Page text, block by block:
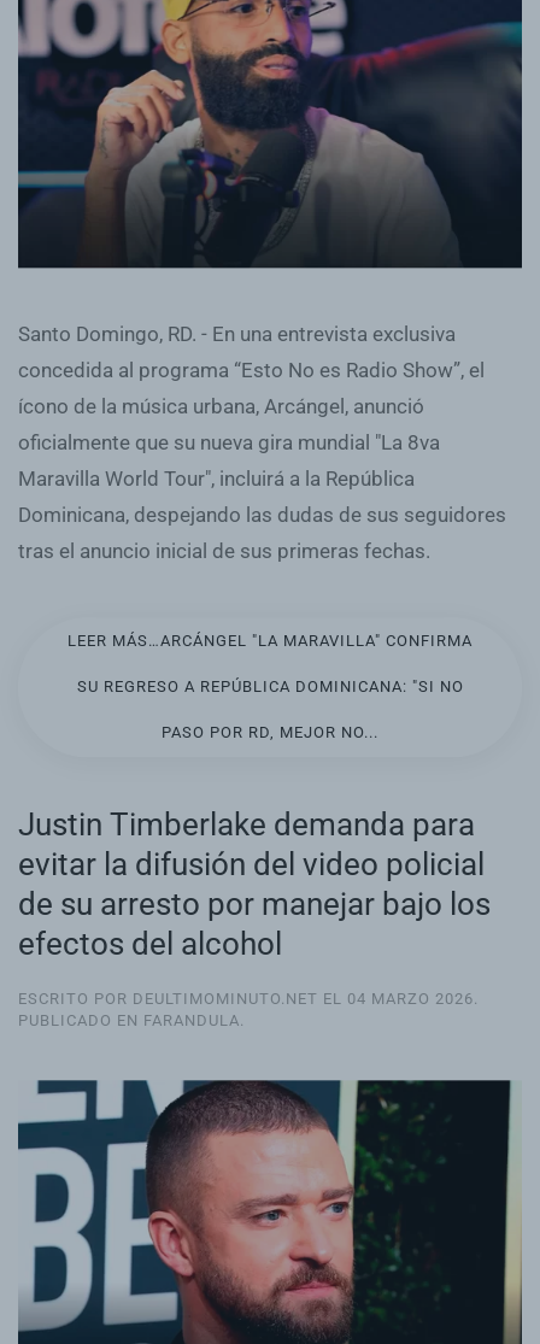
Santo Domingo, RD. - En una entrevista exclusiva
concedida al programa “Esto No es Radio Show”, el
ícono de la música urbana, Arcángel, anunció
oficialmente que su nueva gira mundial "La 8va
Maravilla World Tour", incluirá a la República
Dominicana, despejando las dudas de sus seguidores
tras el anuncio inicial de sus primeras fechas.
LEER MÁS…ARCÁNGEL "LA MARAVILLA" CONFIRMA
SU REGRESO A REPÚBLICA DOMINICANA: "SI NO
PASO POR RD, MEJOR NO...
Justin Timberlake demanda para
evitar la difusión del video policial
de su arresto por manejar bajo los
efectos del alcohol
ESCRITO POR DEULTIMOMINUTO.NET EL 04 MARZO 2026.
PUBLICADO EN FARANDULA.